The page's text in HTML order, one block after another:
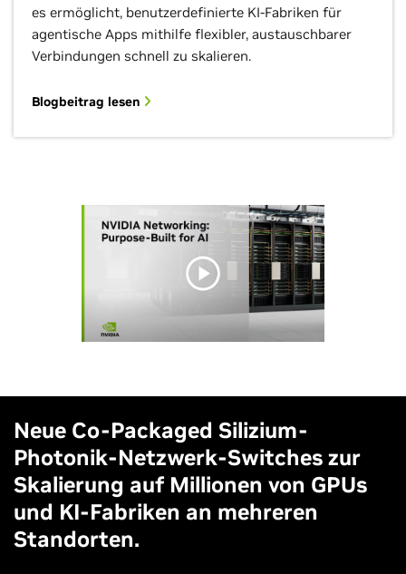
es ermöglicht, benutzerdefinierte KI-Fabriken für
agentische Apps mithilfe flexibler, austauschbarer
Verbindungen schnell zu skalieren.
Blogbeitrag lesen
Neue Co-Packaged Silizium-
Photonik-Netzwerk-Switches zur
Skalierung auf Millionen von GPUs
und KI-Fabriken an mehreren
Standorten.